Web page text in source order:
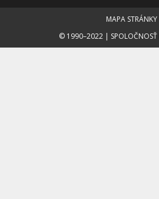
MAPA STRÁNKY
© 1990–2022 | SPOLOČNOSŤ